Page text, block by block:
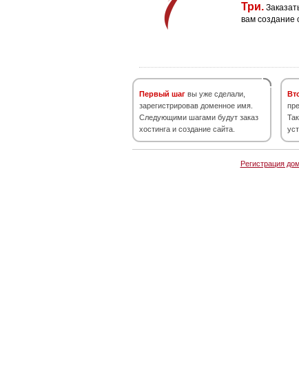
Три.
вам создание
Первый шаг вы уже сделали,
зарегистрировав доменное имя.
Следующими шагами будут заказ
хостинга и создание сайта.
Регистрация